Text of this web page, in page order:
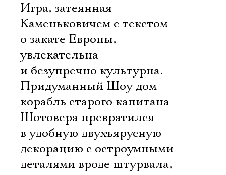
Игра, затеянная
Каменьковичем с текстом
о закате Европы,
увлекательна
и безупречно культурна.
Придуманный Шоу дом-
корабль старого капитана
Шотовера превратился
в удобную двухъярусную
декорацию с остроумными
деталями вроде штурвала,